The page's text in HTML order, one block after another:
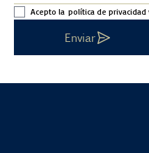
Acepto la política de
Enviar